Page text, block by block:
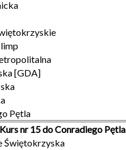
[GDA]
Pętla
Kurs nr 15 do Conradiego Pętla
Świętokrzyska